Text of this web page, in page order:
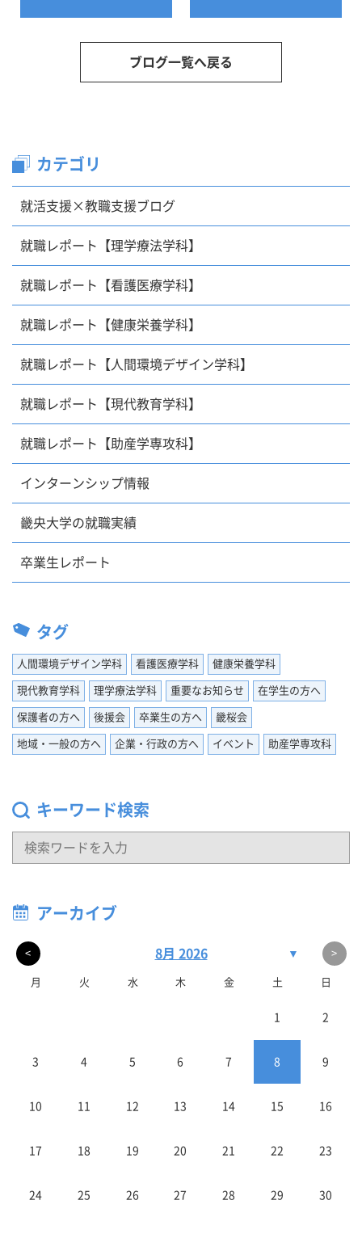
ブログ一覧へ戻る
カテゴリ
就活支援×教職支援ブログ
就職レポート【理学療法学科】
就職レポート【看護医療学科】
就職レポート【健康栄養学科】
就職レポート【人間環境デザイン学科】
就職レポート【現代教育学科】
就職レポート【助産学専攻科】
インターンシップ情報
畿央大学の就職実績
卒業生レポート
タグ
人間環境デザイン学科 看護医療学科 健康栄養学科
現代教育学科 理学療法学科 重要なお知らせ 在学生の方へ
保護者の方へ 後援会 卒業生の方へ 畿桜会
地域・一般の方へ 企業・行政の方へ イベント 助産学専攻科
キーワード検索
アーカイブ
< 8月 2026 ▼ >
月 火 水 木 金 土 日
1 2
3 4 5 6 7 8 9
10 11 12 13 14 15 16
17 18 19 20 21 22 23
24 25 26 27 28 29 30